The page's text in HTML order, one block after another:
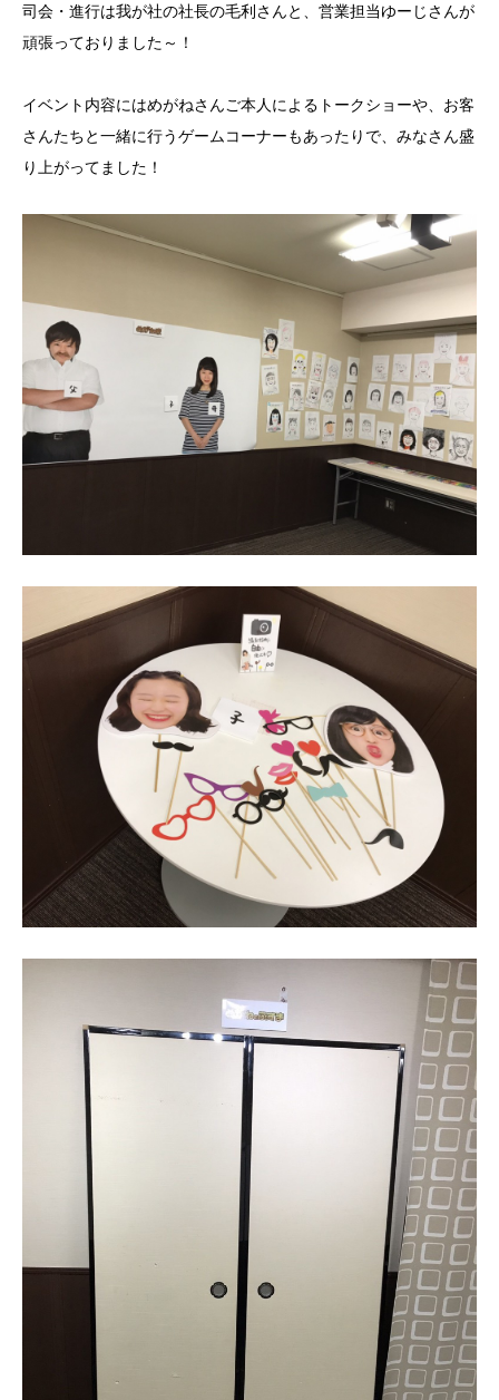
司会・進行は我が社の社長の毛利さんと、営業担当ゆーじさんが
頑張っておりました～！
イベント内容にはめがねさんご本人によるトークショーや、お客
さんたちと一緒に行うゲームコーナーもあったりで、みなさん盛
り上がってました！